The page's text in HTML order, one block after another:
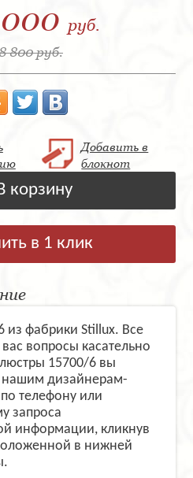
руб.
800 руб.
Добавить в
блокнот
корзину
в 1 клик
из фабрики Stillux. Все
вопросы касательно
15700/6 вы
нашим дизайнерам-
телефону или
запроса
информации, кликнув
в нижней